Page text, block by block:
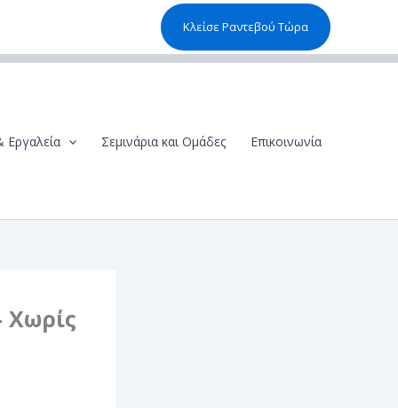
Κλείσε Ραντεβού Τώρα
Εργαλεία Σεμινάρια και Ομάδες Επικοινωνία
Χωρίς